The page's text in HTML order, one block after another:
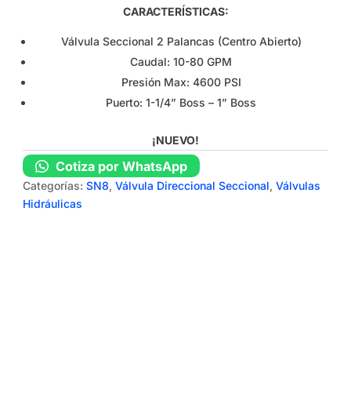
CARACTERÍSTICAS:
Válvula Seccional 2 Palancas (Centro Abierto)
Caudal: 10-80 GPM
Presión Max: 4600 PSI
Puerto: 1-1/4” Boss – 1” Boss
¡NUEVO!
Cotiza por WhatsApp
Categorías:SN8,Válvula Direccional Seccional,Válvulas
Hidráulicas